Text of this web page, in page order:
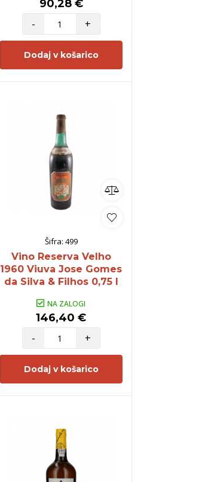
90,28 €
-
+
Dodaj v košarico
Šifra: 499
Vino Reserva Velho
1960 Viuva Jose Gomes
da Silva & Filhos 0,75 l
NA ZALOGI
146,40 €
-
+
Dodaj v košarico